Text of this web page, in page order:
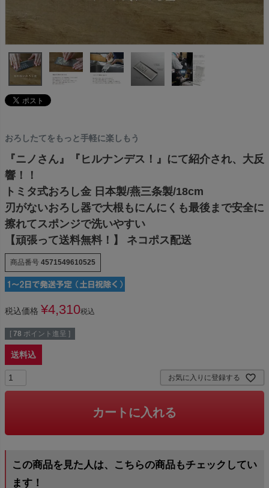
おろしたてをもっと手軽に楽しもう
『ニノさん』『ヒルナンデス！』にて紹介され、大反
響！！
トミタ式おろし金 日本製/燕三条製/18cm
刃がないおろし器で大根もにんにくも最後まで安全に
擦れてスポンジで洗いやすい
【頑張って送料無料！】 ネコポス配送
商品番号 4571549610525
税込価格 ¥4,310税込
[ 78 ポイント進呈 ]
送料込
お気に入りに登録する
カートに入れる
この商品を見た人は、こちらの商品もチェックしてい
ます！